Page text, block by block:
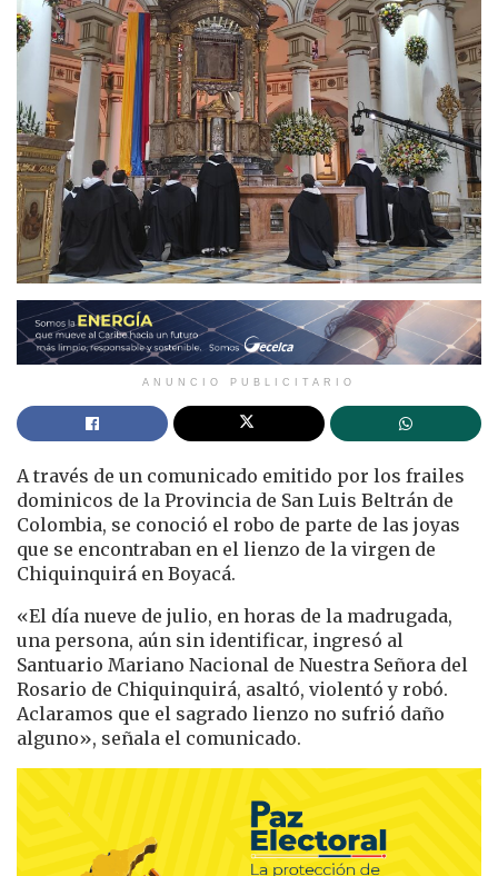
ANUNCIO PUBLICITARIO
A través de un comunicado emitido por los frailes
dominicos de la Provincia de San Luis Beltrán de
Colombia, se conoció el robo de parte de las joyas
que se encontraban en el lienzo de la virgen de
Chiquinquirá en Boyacá.
«El día nueve de julio, en horas de la madrugada,
una persona, aún sin identificar, ingresó al
Santuario Mariano Nacional de Nuestra Señora del
Rosario de Chiquinquirá, asaltó, violentó y robó.
Aclaramos que el sagrado lienzo no sufrió daño
alguno», señala el comunicado.